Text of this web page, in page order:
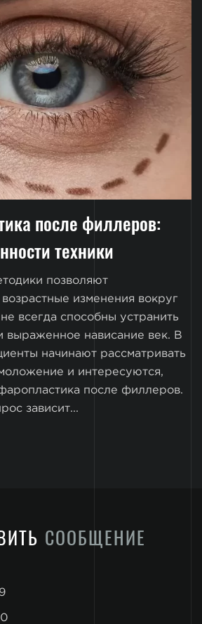
после филлеров:
техники
позволяют
изменения вокруг
всегда способны устранить
выраженное нависание век. В
начинают рассматривать
и интересуются,
после филлеров.
зависит...
СООБЩЕНИЕ